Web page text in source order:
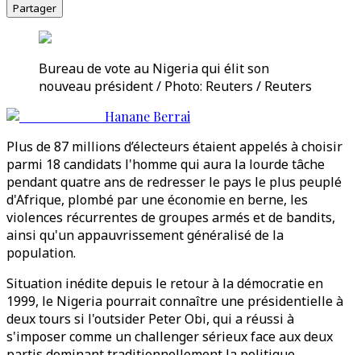
Partager
Bureau de vote au Nigeria qui élit son
nouveau président / Photo: Reuters / Reuters
Hanane Berrai
Plus de 87 millions d’électeurs étaient appelés à choisir
parmi 18 candidats l'homme qui aura la lourde tâche
pendant quatre ans de redresser le pays le plus peuplé
d'Afrique, plombé par une économie en berne, les
violences récurrentes de groupes armés et de bandits,
ainsi qu'un appauvrissement généralisé de la
population.
Situation inédite depuis le retour à la démocratie en
1999, le Nigeria pourrait connaître une présidentielle à
deux tours si l'outsider Peter Obi, qui a réussi à
s'imposer comme un challenger sérieux face aux deux